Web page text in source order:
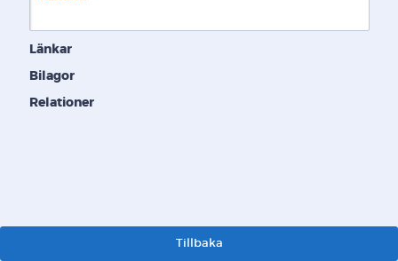
Länkar
Bilagor
Relationer
Tillbaka